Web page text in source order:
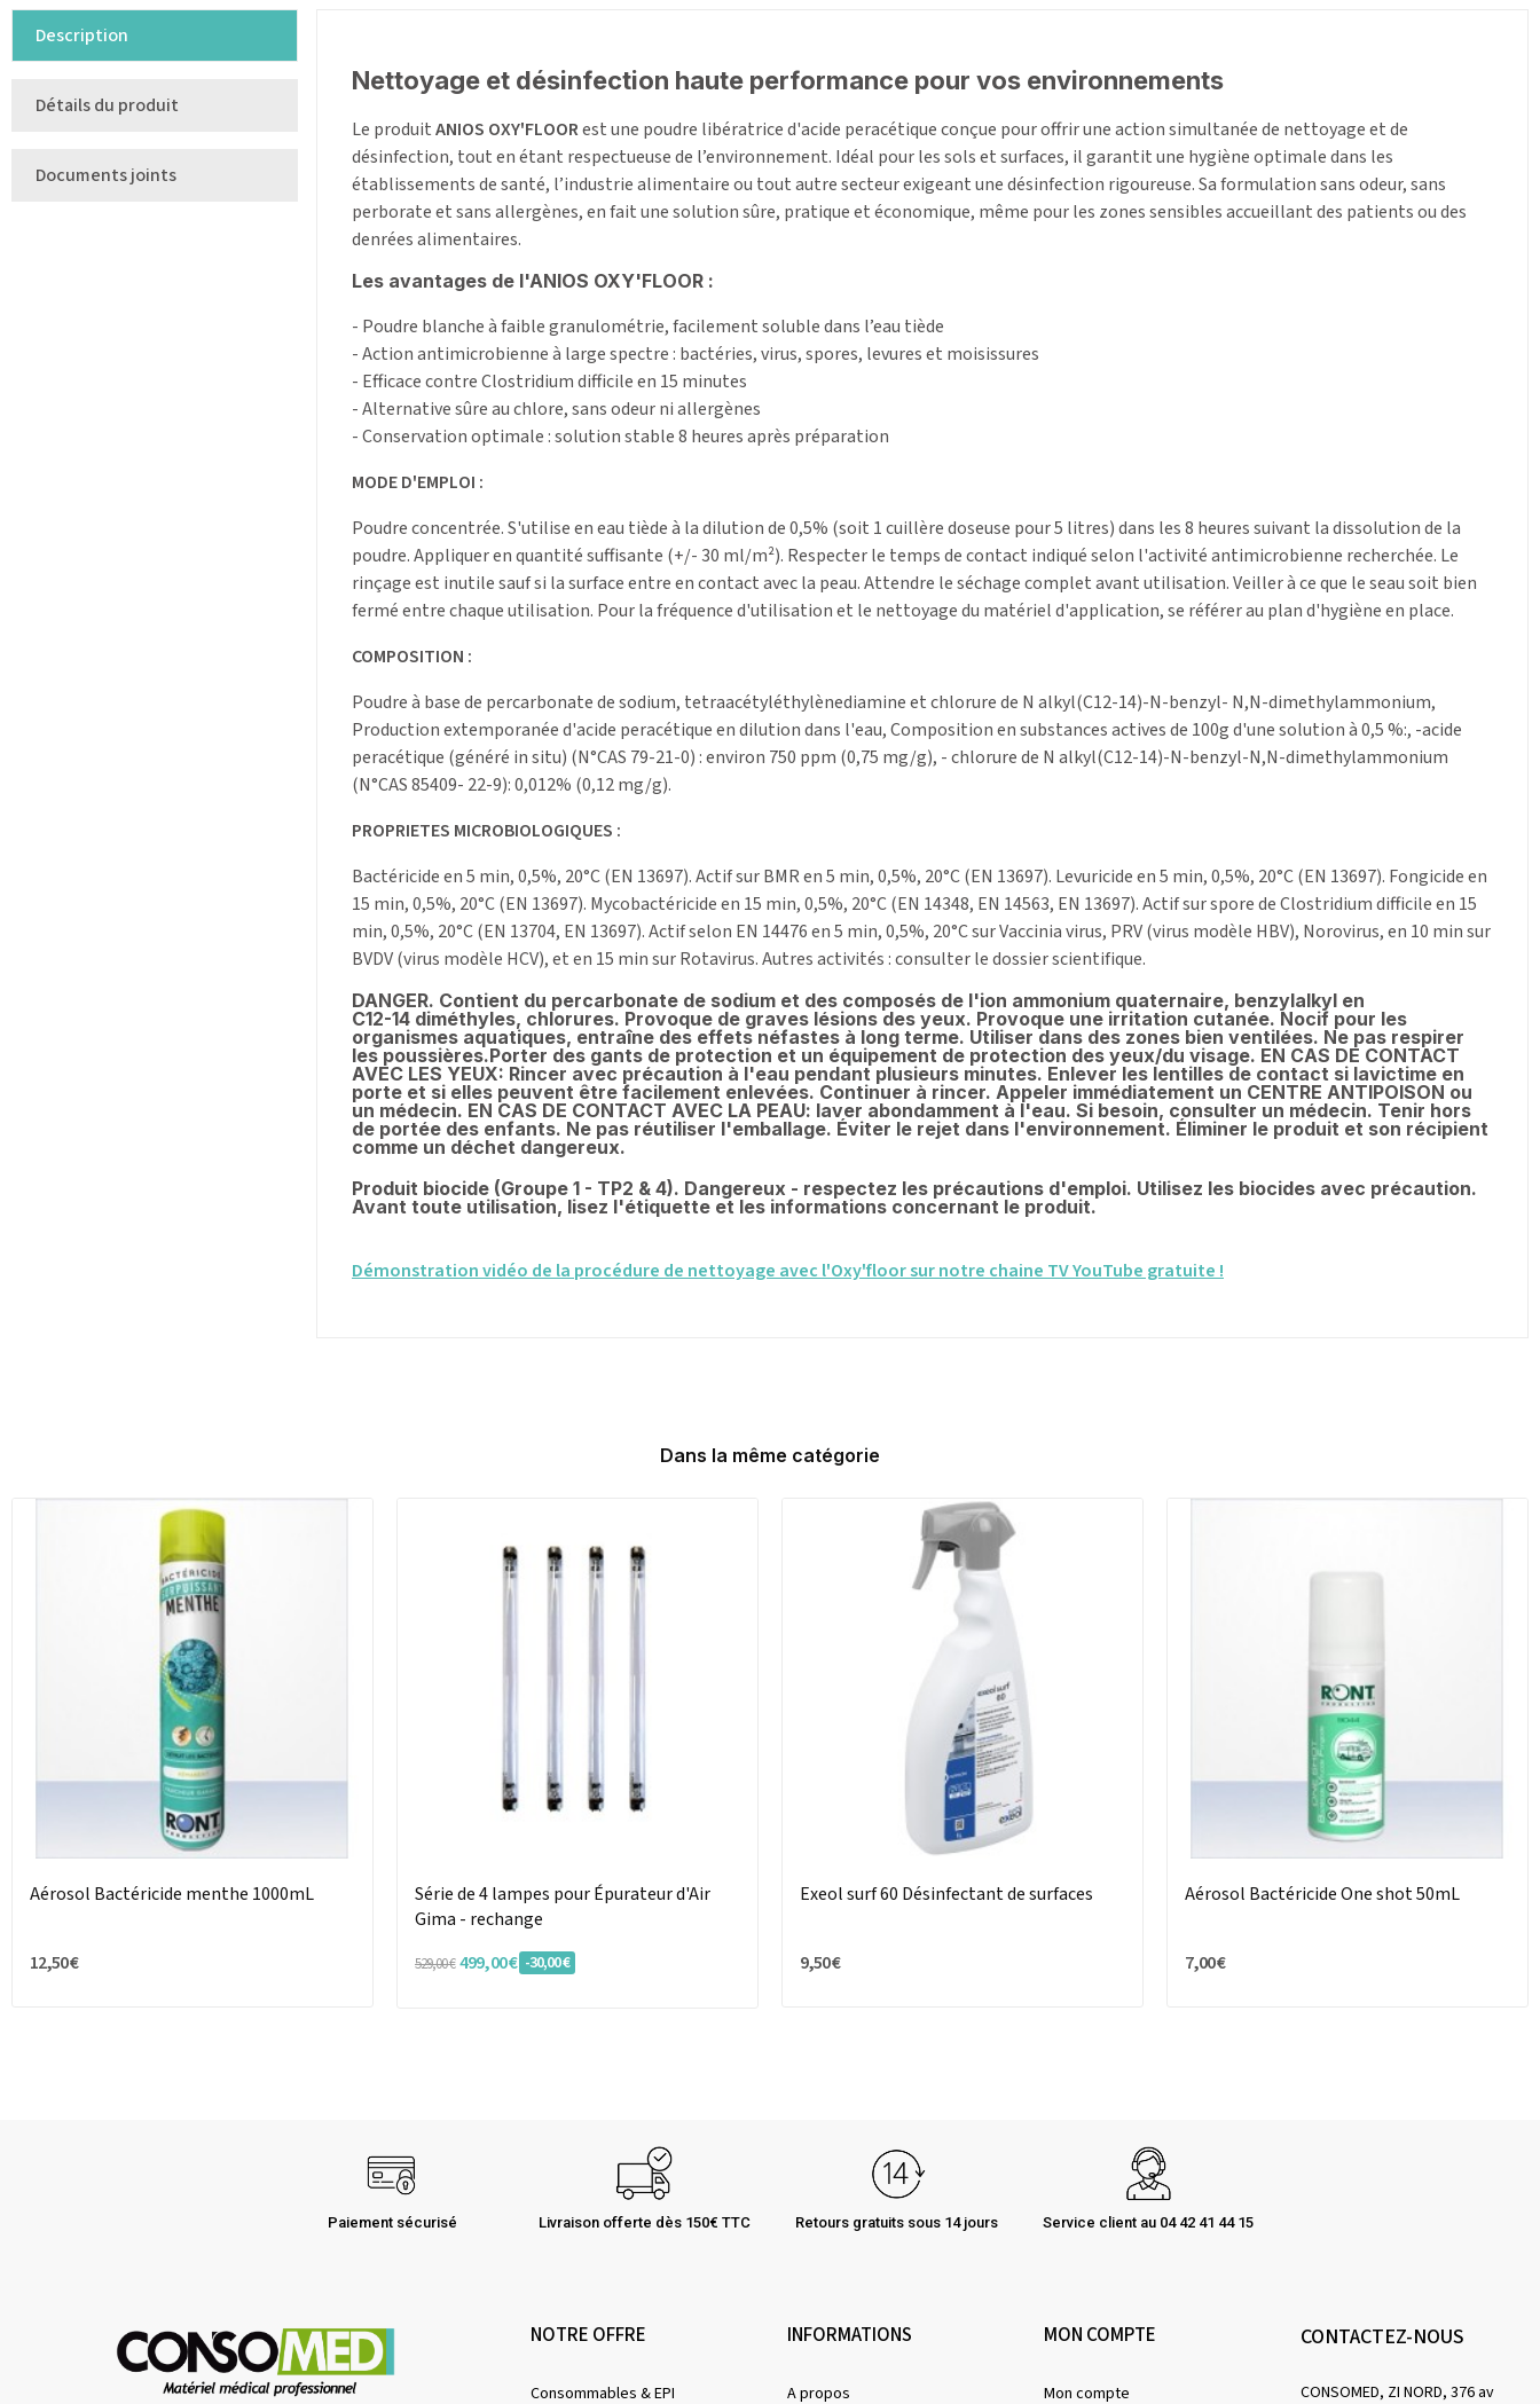
Description
Détails du produit
Documents joints
Nettoyage et désinfection haute performance pour vos environnements
Le produitANIOS OXY'FLOORest une poudre libératrice d'acide peracétique conçue pour offrir une action simultanée de nettoyage et de
désinfection, tout en étant respectueuse de l’environnement. Idéal pour les sols et surfaces, il garantit une hygiène optimale dans les
établissements de santé, l’industrie alimentaire ou tout autre secteur exigeant une désinfection rigoureuse. Sa formulation sans odeur, sans
perborate et sans allergènes, en fait une solution sûre, pratique et économique, même pour les zones sensibles accueillant des patients ou des
denrées alimentaires.
Les avantages de l'ANIOS OXY'FLOOR :
- Poudre blanche à faible granulométrie, facilement soluble dans l’eau tiède
- Action antimicrobienne à large spectre : bactéries, virus, spores, levures et moisissures
- Efficace contre Clostridium difficile en 15 minutes
- Alternative sûre au chlore, sans odeur ni allergènes
- Conservation optimale : solution stable 8 heures après préparation
MODE D'EMPLOI :
Poudre concentrée. S'utilise en eau tiède à la dilution de 0,5% (soit 1 cuillère doseuse pour 5 litres) dans les 8 heures suivant la dissolution de la
poudre. Appliquer en quantité suffisante (+/- 30 ml/m²). Respecter le temps de contact indiqué selon l'activité antimicrobienne recherchée. Le
rinçage est inutile sauf si la surface entre en contact avec la peau. Attendre le séchage complet avant utilisation. Veiller à ce que le seau soit bien
fermé entre chaque utilisation. Pour la fréquence d'utilisation et le nettoyage du matériel d'application, se référer au plan d'hygiène en place.
COMPOSITION :
Poudre à base de percarbonate de sodium, tetraacétyléthylènediamine et chlorure de N alkyl(C12-14)-N-benzyl- N,N-dimethylammonium,
Production extemporanée d'acide peracétique en dilution dans l'eau, Composition en substances actives de 100g d'une solution à 0,5 %:, -acide
peracétique (généré in situ) (N°CAS 79-21-0) : environ 750 ppm (0,75 mg/g), - chlorure de N alkyl(C12-14)-N-benzyl-N,N-dimethylammonium
(N°CAS 85409- 22-9): 0,012% (0,12 mg/g).
PROPRIETES MICROBIOLOGIQUES :
Bactéricide en 5 min, 0,5%, 20°C (EN 13697). Actif sur BMR en 5 min, 0,5%, 20°C (EN 13697). Levuricide en 5 min, 0,5%, 20°C (EN 13697). Fongicide en
15 min, 0,5%, 20°C (EN 13697). Mycobactéricide en 15 min, 0,5%, 20°C (EN 14348, EN 14563, EN 13697). Actif sur spore de Clostridium difficile en 15
min, 0,5%, 20°C (EN 13704, EN 13697). Actif selon EN 14476 en 5 min, 0,5%, 20°C sur Vaccinia virus, PRV (virus modèle HBV), Norovirus, en 10 min sur
BVDV (virus modèle HCV), et en 15 min sur Rotavirus. Autres activités : consulter le dossier scientifique.
DANGER. Contient du percarbonate de sodium et des composés de l'ion ammonium quaternaire, benzylalkyl en
C12-14 diméthyles, chlorures. Provoque de graves lésions des yeux. Provoque une irritation cutanée. Nocif pour les
organismes aquatiques, entraîne des effets néfastes à long terme. Utiliser dans des zones bien ventilées. Ne pas respirer
les poussières.Porter des gants de protection et un équipement de protection des yeux/du visage. EN CAS DE CONTACT
AVEC LES YEUX: Rincer avec précaution à l'eau pendant plusieurs minutes. Enlever les lentilles de contact si lavictime en
porte et si elles peuvent être facilement enlevées. Continuer à rincer. Appeler immédiatement un CENTRE ANTIPOISON ou
un médecin. EN CAS DE CONTACT AVEC LA PEAU: laver abondamment à l'eau. Si besoin, consulter un médecin. Tenir hors
de portée des enfants. Ne pas réutiliser l'emballage. Éviter le rejet dans l'environnement. Éliminer le produit et son récipient
comme un déchet dangereux.
Produit biocide (Groupe 1 - TP2 & 4). Dangereux - respectez les précautions d'emploi. Utilisez les biocides avec précaution.
Avant toute utilisation, lisez l'étiquette et les informations concernant le produit.
Démonstration vidéo de la procédure de nettoyage avec l'Oxy'floor sur notre chaine TV YouTube gratuite !
Dans la même catégorie
Aérosol Bactéricide menthe 1000mL
12,50 €
Série de 4 lampes pour Épurateur d'Air
Gima - rechange
529,00 € 499,00 € -30,00 €
Exeol surf 60 Désinfectant de surfaces
9,50 €
Aérosol Bactéricide One shot 50mL
7,00 €
Paiement sécurisé Livraison offerte dès 150€ TTC Retours gratuits sous 14 jours Service client au 04 42 41 44 15
NOTRE OFFRE
Consommables & EPI
INFORMATIONS
A propos
MON COMPTE
Mon compte
CONTACTEZ-NOUS
CONSOMED, ZI NORD, 376 av